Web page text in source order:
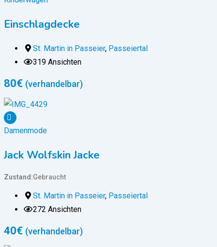
Einschlagdecke
St. Martin in Passeier, Passeiertal
319 Ansichten
80€ (verhandelbar)
Damenmode
Jack Wolfskin Jacke
Zustand Gebraucht
St. Martin in Passeier, Passeiertal
272 Ansichten
40€ (verhandelbar)